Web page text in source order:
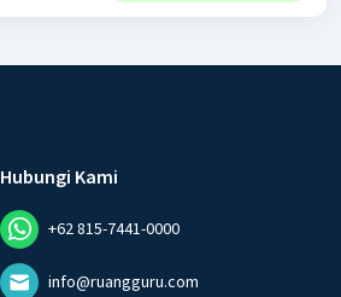
Hubungi Kami
+62 815-7441-0000
info@ruangguru.com